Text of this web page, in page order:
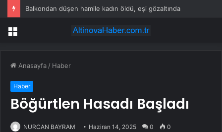
Balkondan düşen hamile kadın öldü, eşi gözaltında
Menü
Anasayfa / Haber
Haber
Böğürtlen Hasadı Başladı
NURCAN BAYRAM Haziran 14, 2025 0 0